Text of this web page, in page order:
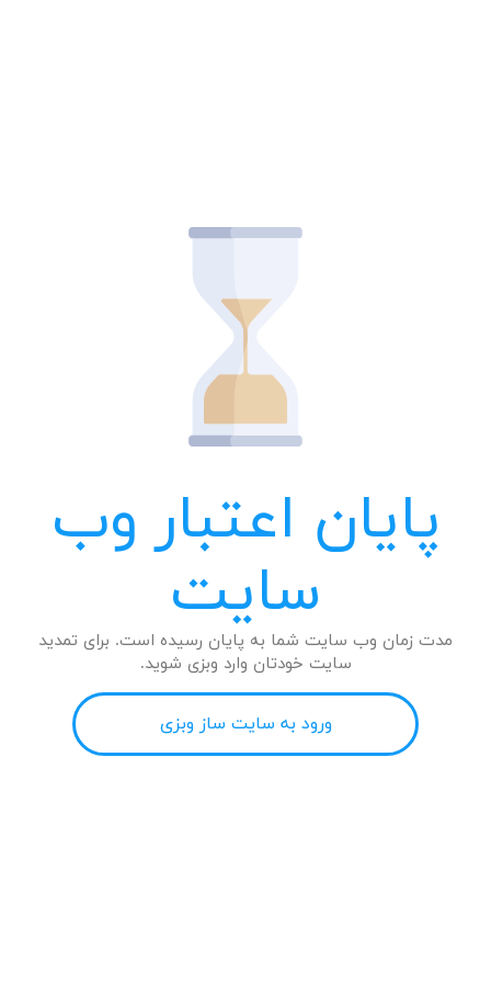
پایان اعتبار وب
سایت
مدت زمان وب سایت شما به پایان رسیده است. برای تمدید
سایت خودتان وارد وبزی شوید.
ورود به سایت ساز وبزی